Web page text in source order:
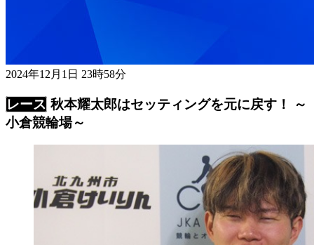
2024年12月1日 23時58分
秋本耀太郎はセッティングを元に戻す！ ～
小倉競輪場～